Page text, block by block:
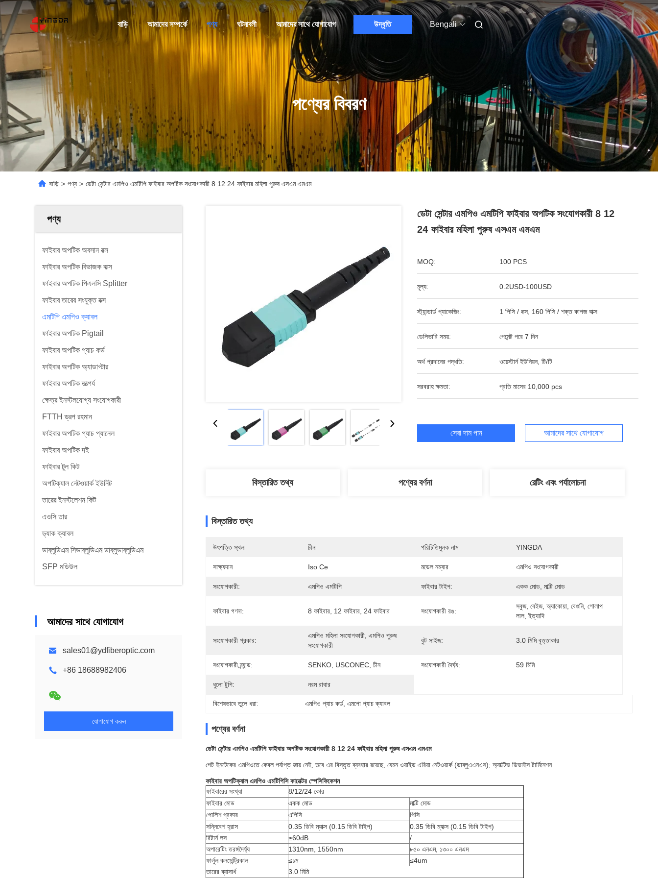
বাড়ি আমাদের সম্পর্কে পণ্য ঘটনাবলী আমাদের সাথে যোগাযোগ উদ্ধৃতি Bengali
পণ্যের বিবরণ
বাড়ি > পণ্য > ডেটা সেন্টার এমপিও এমটিপি ফাইবার অপটিক সংযোগকারী 8 12 24 ফাইবার মহিলা পুরুষ এসএম এমএম
পণ্য
ফাইবার অপটিক অবসান বক্স
ফাইবার অপটিক বিভাজক বাক্স
ফাইবার অপটিক পিএলসি Splitter
ফাইবার তারের সংযুক্ত বক্স
এমটিপি এমপিও ক্যাবল
ফাইবার অপটিক Pigtail
ফাইবার অপটিক প্যাচ কর্ড
ফাইবার অপটিক অ্যাডাপ্টার
ফাইবার অপটিক তাত্পর্য
ক্ষেত্র ইনস্টলযোগ্য সংযোগকারী
FTTH ড্রপ রহমান
ফাইবার অপটিক প্যাচ প্যানেল
ফাইবার অপটিক দই
ফাইবার টুল কিট
অপটিক্যাল নেটওয়ার্ক ইউনিট
তারের ইনস্টলেশন কিট
এওসি তার
ড্যাক ক্যাবল
ডাব্লুডিএম সিডাব্লুডিএম ডাব্লুডাব্লুডিএম
SFP মডিউল
আমাদের সাথে যোগাযোগ
sales01@ydfiberoptic.com
+86 18688982406
যোগাযোগ করুন
ডেটা সেন্টার এমপিও এমটিপি ফাইবার অপটিক সংযোগকারী 8 12
24 ফাইবার মহিলা পুরুষ এসএম এমএম
MOQ: 100 PCS
মূল্য: 0.2USD-100USD
স্ট্যান্ডার্ড প্যাকেজিং: 1 পিসি / বক্স, 160 পিসি / শক্ত কাগজ বাক্স
ডেলিভারি সময়: পেমেন্ট পরে 7 দিন
অর্থ প্রদানের পদ্ধতি: ওয়েস্টার্ন ইউনিয়ন, টি/টি
সরবরাহ ক্ষমতা: প্রতি মাসের 10,000 pcs
সেরা দাম পান আমাদের সাথে যোগাযোগ
বিস্তারিত তথ্য পণ্যের বর্ণনা রেটিং এবং পর্যালোচনা
বিস্তারিত তথ্য
উৎপত্তি স্থল চীন পরিচিতিমুলক নাম YINGDA
সাক্ষ্যদান Iso Ce মডেল নম্বার এমপিও সংযোগকারী
সংযোগকারী: এমপিও এমটিপি ফাইবার টাইপ: একক মোড, মাল্টি মোড
ফাইবার গণনা: 8 ফাইবার, 12 ফাইবার, 24 ফাইবার সংযোগকারী রঙ:
সবুজ, বেইজ, অ্যাকোয়া, বেগুনি, গোলাপ
লাল, ইত্যাদি
সংযোগকারী প্রকার:
এমপিও মহিলা সংযোগকারী, এমপিও পুরুষ
সংযোগকারী
বুট সাইজ: 3.0 মিমি বৃত্তাকার
সংযোগকারী ব্র্যান্ড: SENKO, USCONEC, চীন সংযোগকারী দৈর্ঘ্য: 59 মিমি
ধুলো টুপি: নরম রাবার
বিশেষভাবে তুলে ধরা: এমপিও প্যাচ কর্ড, এমপো প্যাচ ক্যাবল
পণ্যের বর্ণনা
ডেটা সেন্টার এমপিও এমটিপি ফাইবার অপটিক সংযোগকারী 8 12 24 ফাইবার মহিলা পুরুষ এসএম এমএম
গেট ইনটেকের এমপিওতে কেবল পর্যাপ্ত জায় নেই, তবে এর বিস্তৃত ব্যবহার রয়েছে, যেমন ওয়াইড এরিয়া নেটওয়ার্ক (ডাব্লুএএনএস); অ্যাক্টিভ ডিভাইস টার্মিনেশন
ফাইবার অপটিক্যাল এমপিও এমটিপিসি কানেক্টর স্পেসিফিকেশন
ফাইবারের সংখ্যা
8/12/24 কোর
ফাইবার মোড
একক মোড
মাল্টি মোড
পোলিশ প্রকার
এপিসি
পিসি
সন্নিবেশ হ্রাস
0.35 ডিবি ম্যাক্স (0.15 ডিবি টাইপ)
0.35 ডিবি ম্যাক্স (0.15 ডিবি টাইপ)
রিটার্ন লস
≥60dB
/
অপারেটিং তরঙ্গদৈর্ঘ্য
1310nm, 1550nm
৮৫০ এনএম, ১৩০০ এনএম
ফার্লুল কনসেন্ট্রিকাল
≤১ম
≤4um
তারের ব্যাসার্ধ
3.0 মিমি